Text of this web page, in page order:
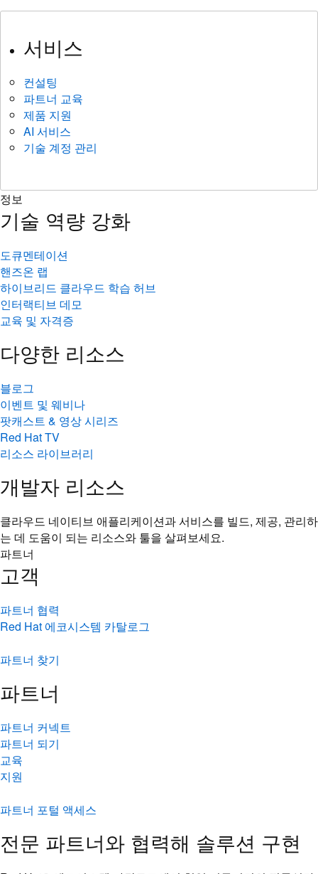
서비스
컨설팅
파트너 교육
제품 지원
AI 서비스
기술 계정 관리
정보
기술 역량 강화
도큐멘테이션
핸즈온 랩
하이브리드 클라우드 학습 허브
인터랙티브 데모
교육 및 자격증
다양한 리소스
블로그
이벤트 및 웨비나
팟캐스트 & 영상 시리즈
Red Hat TV
리소스 라이브러리
개발자 리소스
클라우드 네이티브 애플리케이션과 서비스를 빌드, 제공, 관리하
는 데 도움이 되는 리소스와 툴을 살펴보세요.
파트너
고객
파트너 협력
Red Hat 에코시스템 카탈로그
파트너 찾기
파트너
파트너 커넥트
파트너 되기
교육
지원
파트너 포털 액세스
전문 파트너와 협력해 솔루션 구현